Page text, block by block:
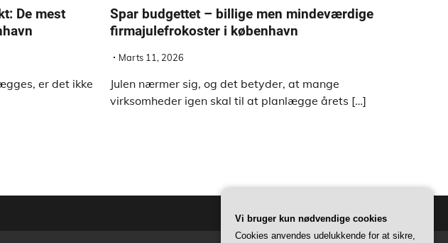
De mest
er det ikke
Spar budgettet – billige men mindeværdige
firmajulefrokoster i københavn
Marts 11, 2026
Julen nærmer sig, og det betyder, at mange
virksomheder igen skal til at planlægge årets […]
Vi bruger kun nødvendige cookies
Cookies anvendes udelukkende for at sikre,